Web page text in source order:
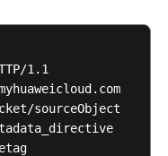
1.1
sourceObject